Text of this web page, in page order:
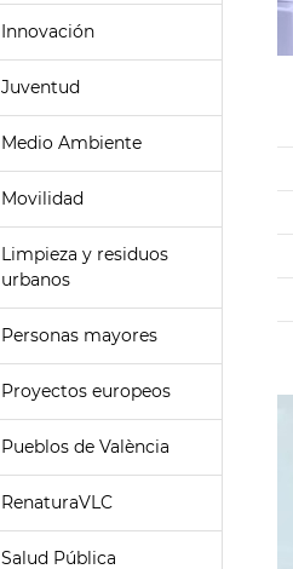
Innovación
Juventud
Medio Ambiente
Movilidad
Limpieza y residuos
urbanos
Personas mayores
Proyectos europeos
Pueblos de València
RenaturaVLC
Salud Pública